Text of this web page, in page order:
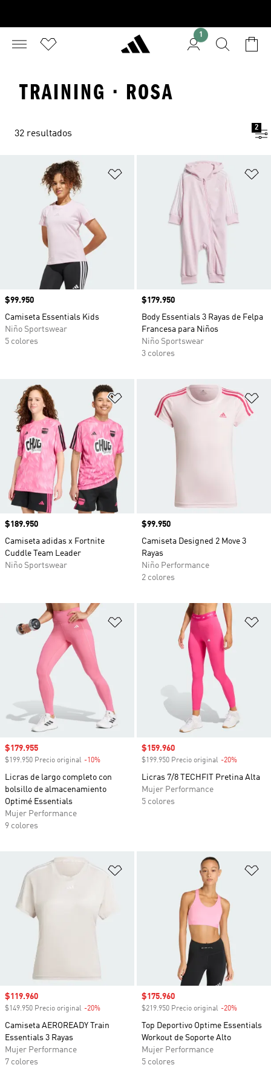
1
TRAINING · ROSA
32 resultados
2
Añadir a la lista de deseos
Precio
$99.950
Camiseta Essentials Kids
Niño Sportswear
5 colores
Precio
$179.950
Body Essentials 3 Rayas de Felpa
Francesa para Niños
Niño Sportswear
3 colores
Añadir a la lista de deseos
Precio
$189.950
Camiseta adidas x Fortnite
Cuddle Team Leader
Niño Sportswear
Precio
$99.950
Camiseta Designed 2 Move 3
Rayas
Niño Performance
2 colores
Añadir a la lista de deseos
Precio de venta
$179.955
$199.950 Precio original -10%
Licras de largo completo con
bolsillo de almacenamiento
Optimé Essentials
Mujer Performance
9 colores
Precio de venta
$159.960
$199.950 Precio original -20%
Licras 7/8 TECHFIT Pretina Alta
Mujer Performance
5 colores
Añadir a la lista de deseos
Precio de venta
$119.960
$149.950 Precio original -20%
Camiseta AEROREADY Train
Essentials 3 Rayas
Mujer Performance
7 colores
Precio de venta
$175.960
$219.950 Precio original -20%
Top Deportivo Optime Essentials
Workout de Soporte Alto
Mujer Performance
5 colores